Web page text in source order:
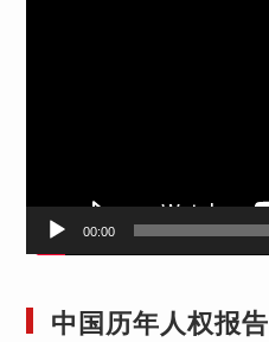
00:00
中国历年人权报告